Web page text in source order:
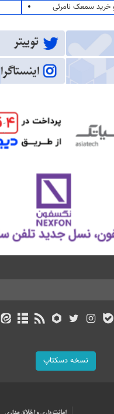
سمعک نامرئی
نسخه دسکتاپ